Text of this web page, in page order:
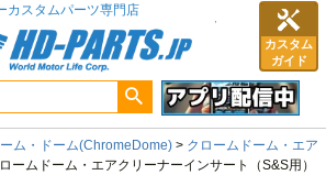
カスタム
ガイド
ム・ドーム(ChromeDome)
クロームドーム・エア
ームドーム・エアクリーナーインサート（S&S用）